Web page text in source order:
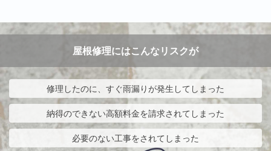
屋根修理にはこんなリスクが
修理したのに、すぐ雨漏りが発生してしまった
納得のできない高額料金を請求されてしまった
必要のない工事をされてしまった